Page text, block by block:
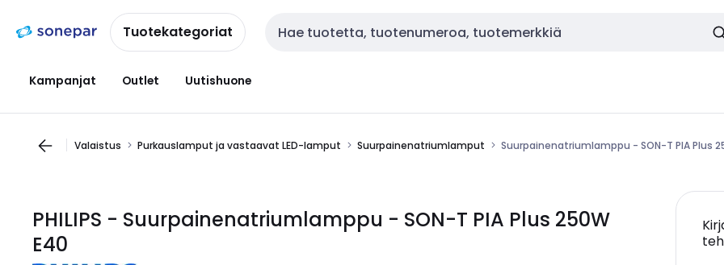
navigointiinsisältöönTuotekategoriat Haku
Kampanjat Outlet Uutishuone
Valaistus Purkauslamput ja vastaavat LED-lamput Suurpainenatriumlamput Suurpainenatriumlamppu - SON-T PIA Plus
PHILIPS - Suurpainenatriumlamppu - SON-T PIA Plus 250W
E40